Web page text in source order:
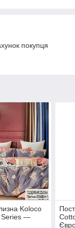
покупця
Koloco
Series —